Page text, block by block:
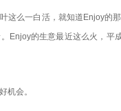
这么一白活，就知道Enjoy的
Enjoy的生意最近这么火，平
机会。